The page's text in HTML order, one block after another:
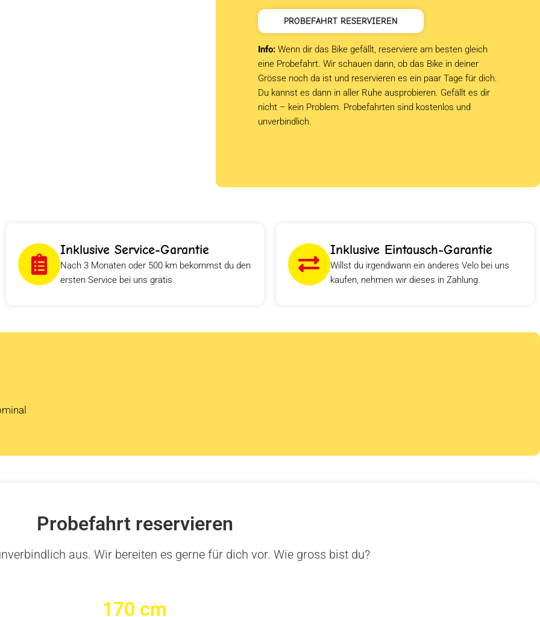
PROBEFAHRT RESERVIEREN
Info: Wenn dir das Bike gefällt, reserviere am besten gleich
eine Probefahrt. Wir schauen dann, ob das Bike in deiner
Grösse noch da ist und reservieren es ein paar Tage für dich.
Du kannst es dann in aller Ruhe ausprobieren. Gefällt es dir
nicht – kein Problem. Probefahrten sind kostenlos und
unverbindlich.
Inklusive Service-Garantie
Nach 3 Monaten oder 500 km bekommst du den
ersten Service bei uns gratis.
Inklusive Eintausch-Garantie
Willst du irgendwann ein anderes Velo bei uns
kaufen, nehmen wir dieses in Zahlung.
Probefahrt reservieren
aus. Wir bereiten es gerne für dich vor. Wie gross bist du?
170 cm